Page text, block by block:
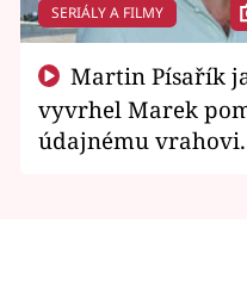
SERIÁLY A FILMY
vyvrhel Marek
údajnému